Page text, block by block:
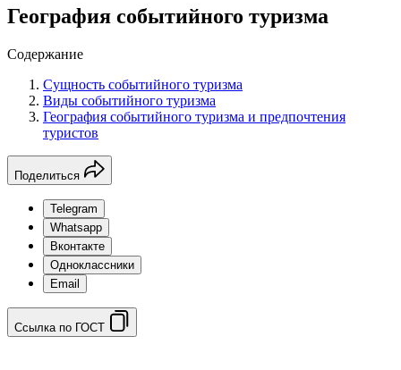
География событийного туризма
Содержание
Сущность событийного туризма
Виды событийного туризма
География событийного туризма и предпочтения
туристов
Поделиться
Telegram
Whatsapp
Вконтакте
Одноклассники
Email
Ссылка по ГОСТ